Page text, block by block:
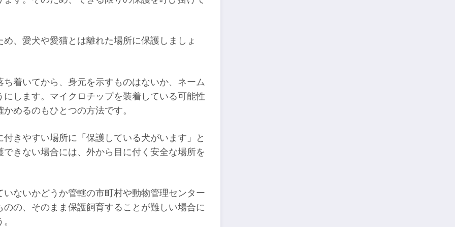
、愛犬や愛猫とは離れた場所に保護しましょ
着いてから、身元を示すものはないか、ネーム
します。マイクロチップを装着している可能性
めるのもひとつの方法です。
きやすい場所に「保護している犬がいます」と
きない場合には、外から目に付く安全な場所を
ないかどうか管轄の市町村や動物管理センター
の、そのまま保護飼育することが難しい場合に